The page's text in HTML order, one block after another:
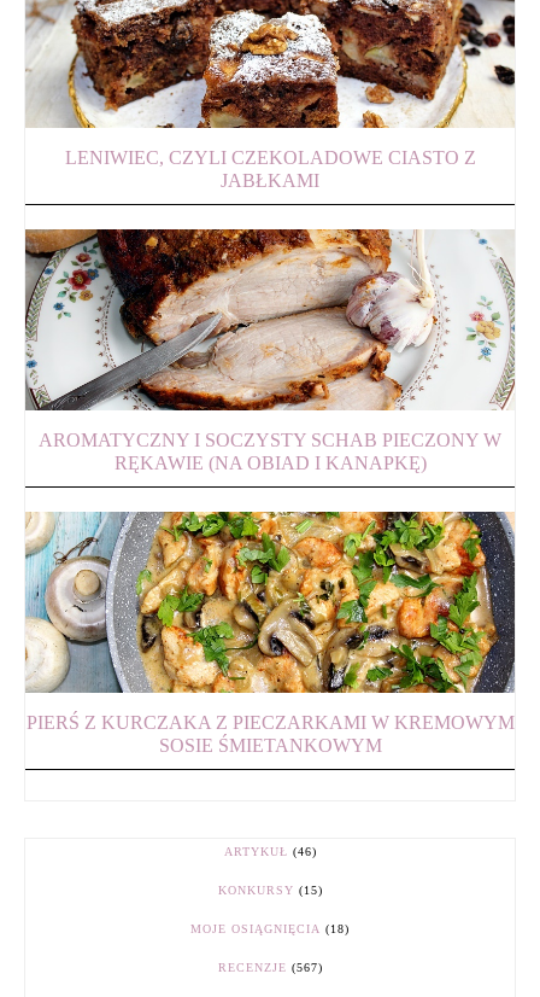
LENIWIEC, CZYLI CZEKOLADOWE CIASTO Z
JABŁKAMI
AROMATYCZNY I SOCZYSTY SCHAB PIECZONY W
RĘKAWIE (NA OBIAD I KANAPKĘ)
PIERŚ Z KURCZAKA Z PIECZARKAMI W KREMOWYM
SOSIE ŚMIETANKOWYM
ARTYKUŁ (46)
KONKURSY (15)
MOJE OSIĄGNIĘCIA (18)
RECENZJE (567)